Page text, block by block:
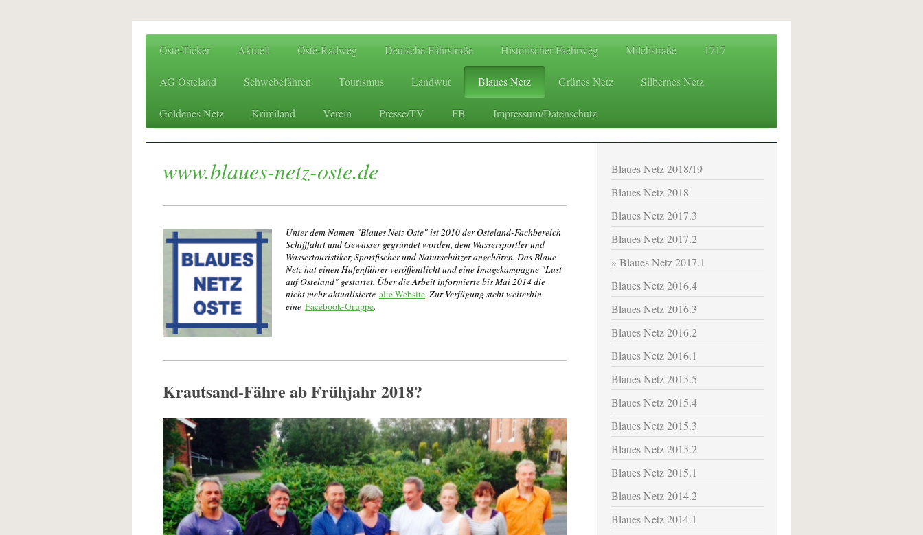
Oste-Ticker Aktuell Oste-Radweg Deutsche Fährstraße Historischer Faehrweg Milchstraße 1717
AG Osteland Schwebefähren Tourismus Landwut Blaues Netz Grünes Netz Silbernes Netz
Goldenes Netz Krimiland Verein Presse/TV FB Impressum/Datenschutz
www.blaues-netz-oste.de
Unter dem Namen "Blaues Netz Oste" ist 2010 der Osteland-Fachbereich
Schifffahrt und Gewässer gegründet worden, dem Wassersportler und
Wassertouristiker, Sportfischer und Naturschützer angehören. Das Blaue
Netz hat einen Hafenführer veröffentlicht und eine Imagekampagne "Lust
auf Osteland" gestartet. Über die Arbeit informierte bis Mai 2014 die
nicht mehr aktualisierte alte Website. Zur Verfügung steht weiterhin
eine Facebook-Gruppe.
Krautsand-Fähre ab Frühjahr 2018?
Blaues Netz 2018/19
Blaues Netz 2018
Blaues Netz 2017.3
Blaues Netz 2017.2
Blaues Netz 2017.1
Blaues Netz 2016.4
Blaues Netz 2016.3
Blaues Netz 2016.2
Blaues Netz 2016.1
Blaues Netz 2015.5
Blaues Netz 2015.4
Blaues Netz 2015.3
Blaues Netz 2015.2
Blaues Netz 2015.1
Blaues Netz 2014.2
Blaues Netz 2014.1